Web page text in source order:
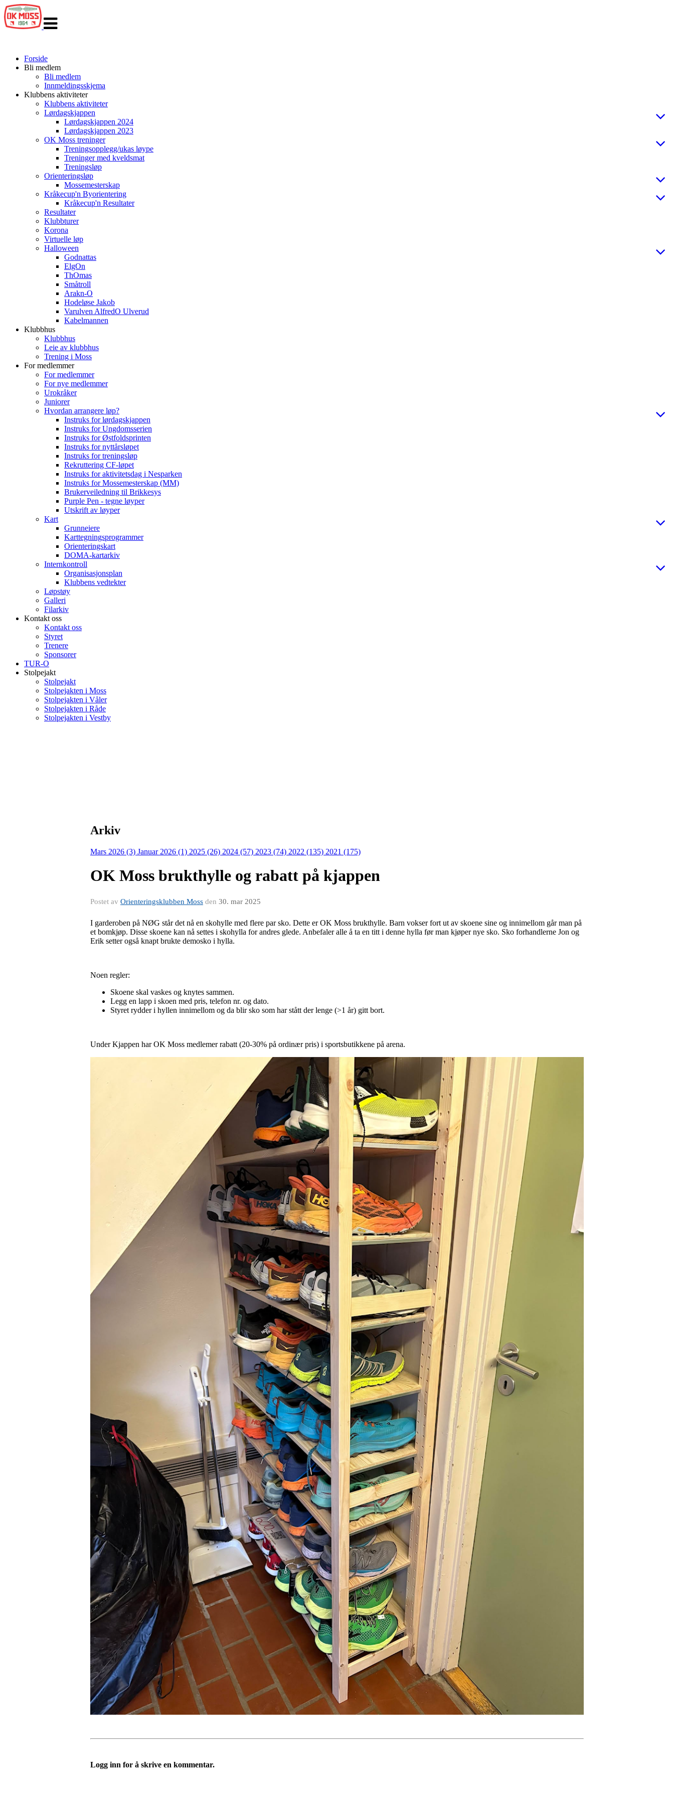
navigasjon
Forside
Bli medlem
Bli medlem
Innmeldingsskjema
Klubbens aktiviteter
Klubbens aktiviteter
Lørdagskjappen
Lørdagskjappen 2024
Lørdagskjappen 2023
OK Moss treninger
Treningsopplegg/ukas løype
Treninger med kveldsmat
Treningsløp
Orienteringsløp
Mossemesterskap
Kråkecup'n Byorientering
Kråkecup'n Resultater
Resultater
Klubbturer
Korona
Virtuelle løp
Halloween
Godnattas
ElgOn
ThOmas
Småtroll
Arakn-O
Hodeløse Jakob
Varulven AlfredO Ulverud
Kabelmannen
Klubbhus
Klubbhus
Leie av klubbhus
Trening i Moss
For medlemmer
For medlemmer
For nye medlemmer
Urokråker
Juniorer
Hvordan arrangere løp?
Instruks for lørdagskjappen
Instruks for Ungdomsserien
Instruks for Østfoldsprinten
Instruks for nyttårsløpet
Instruks for treningsløp
Rekruttering CF-løpet
Instruks for aktivitetsdag i Nesparken
Instruks for Mossemesterskap (MM)
Brukerveiledning til Brikkesys
Purple Pen - tegne løyper
Utskrift av løyper
Kart
Grunneiere
Karttegningsprogrammer
Orienteringskart
DOMA-kartarkiv
Internkontroll
Organisasjonsplan
Klubbens vedtekter
Løpstøy
Galleri
Filarkiv
Kontakt oss
Kontakt oss
Styret
Trenere
Sponsorer
TUR-O
Stolpejakt
Stolpejakt
Stolpejakten i Moss
Stolpejakten i Våler
Stolpejakten i Råde
Stolpejakten i Vestby
Arkiv
Mars 2026 (3) Januar 2026 (1) 2025 (26) 2024 (57) 2023 (74) 2022 (135) 2021 (175)
OK Moss brukthylle og rabatt på kjappen
Postet av Orienteringsklubben Moss den 30. mar 2025
I garderoben på NØG står det nå en skohylle med flere par sko. Dette er OK Moss brukthylle. Barn vokser fort ut av skoene sine og innimellom går man på
et bomkjøp. Disse skoene kan nå settes i skohylla for andres glede. Anbefaler alle å ta en titt i denne hylla før man kjøper nye sko. Sko forhandlerne Jon og
Erik setter også knapt brukte demosko i hylla.
Noen regler:
Skoene skal vaskes og knytes sammen.
Legg en lapp i skoen med pris, telefon nr. og dato.
Styret rydder i hyllen innimellom og da blir sko som har stått der lenge (>1 år) gitt bort.
Under Kjappen har OK Moss medlemer rabatt (20-30% på ordinær pris) i sportsbutikkene på arena.
Logg inn for å skrive en kommentar.